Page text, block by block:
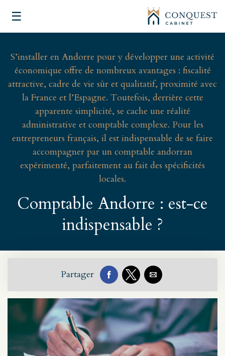
☰
S’installer en Andorre pour y développer une activité
économique offre de nombreux avantages : fiscalité
attractive, cadre de vie sûr et qualitatif, proximité avec
la France et l’Espagne. Toutefois, derrière cette
apparente simplicité, se cache une réalité
administrative et comptable complexe. Pour les
entrepreneurs français, il est indispensable de se faire
accompagner par un comptable andorran
expérimenté, parfaitement au fait des spécificités
locales.
Comptable Andorre : est-ce
indispensable ?
Partager